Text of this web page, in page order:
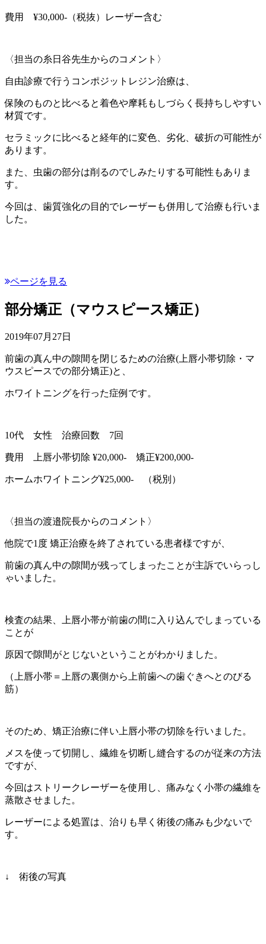
費用 ¥30,000-（税抜）レーザー含む
〈担当の糸日谷先生からのコメント〉
自由診療で行うコンポジットレジン治療は、
保険のものと比べると着色や摩耗もしづらく長持ちしやすい
材質です。
セラミックに比べると経年的に変色、劣化、破折の可能性が
あります。
また、虫歯の部分は削るのでしみたりする可能性もありま
す。
今回は、歯質強化の目的でレーザーも併用して治療も行いま
した。
ページを見る
部分矯正（マウスピース矯正）
2019年07月27日
前歯の真ん中の隙間を閉じるための治療(上唇小帯切除・マ
ウスピースでの部分矯正)と、
ホワイトニングを行った症例です。
10代 女性 治療回数 7回
費用 上唇小帯切除 ¥20,000- 矯正¥200,000-
ホームホワイトニング¥25,000- （税別）
〈担当の渡邉院長からのコメント〉
他院で1度 矯正治療を終了されている患者様ですが、
前歯の真ん中の隙間が残ってしまったことが主訴でいらっし
ゃいました。
検査の結果、上唇小帯が前歯の間に入り込んでしまっている
ことが
原因で隙間がとじないということがわかりました。
（上唇小帯＝上唇の裏側から上前歯への歯ぐきへとのびる
筋）
そのため、矯正治療に伴い上唇小帯の切除を行いました。
メスを使って切開し、繊維を切断し縫合するのが従来の方法
ですが、
今回はストリークレーザーを使用し、痛みなく小帯の繊維を
蒸散させました。
レーザーによる処置は、治りも早く術後の痛みも少ないで
す。
↓ 術後の写真